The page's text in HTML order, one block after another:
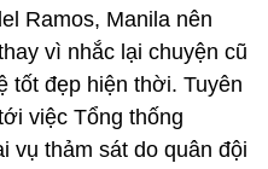
Ramos, Manila nên
vì nhắc lại chuyện cũ
tốt đẹp hiện thời. Tuyên
việc Tổng thống
vụ thảm sát do quân đội